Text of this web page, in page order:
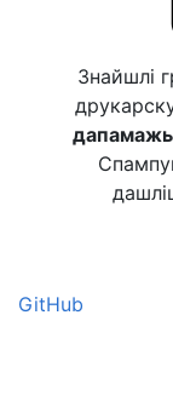
Знайшлі
GitHub